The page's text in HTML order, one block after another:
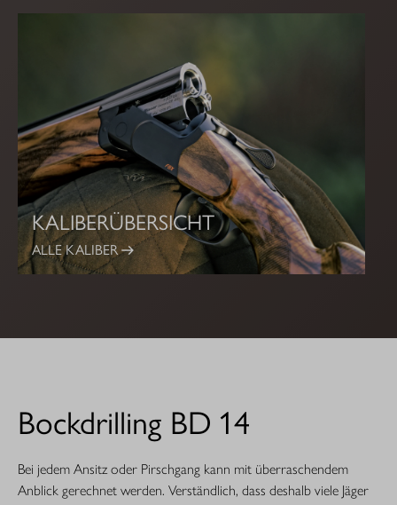
KALIBERÜBERSICHT
ALLE KALIBER
Bockdrilling BD 14
Bei jedem Ansitz oder Pirschgang kann mit überraschendem
Anblick gerechnet werden. Verständlich, dass deshalb viele Jäger